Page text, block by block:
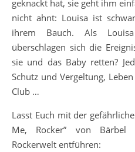
geknackt hat, sie geht ihm
nicht ahnt: Louisa ist
ihrem Bauch. Als
überschlagen sich die
sie und das Baby retten?
Schutz und Vergeltung,
Club …
Lasst Euch mit der
Me, Rocker” von
Rockerwelt entführen: